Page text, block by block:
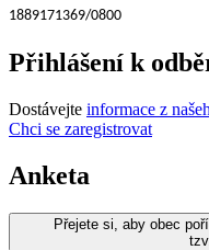
1889171369/0800
Přihlášení k
Dostávejte informace z
Chci se zaregistrovat
Anketa
Přejete si, aby obec